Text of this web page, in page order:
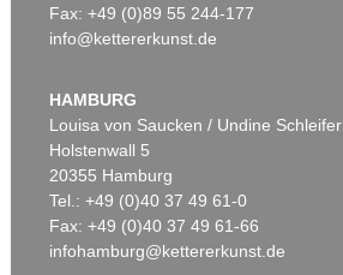
Fax: +49 (0)89 55 244-177
info@kettererkunst.de
HAMBURG
Louisa von Saucken / Undine Schleifer
Holstenwall 5
20355 Hamburg
Tel.: +49 (0)40 37 49 61-0
Fax: +49 (0)40 37 49 61-66
infohamburg@kettererkunst.de